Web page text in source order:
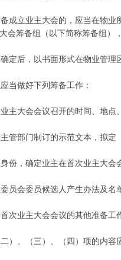
立业主大会的，应当在物业
会筹备组（以下简称筹备组）
定后，以书面形式在物业管理
做好下列筹备工作：
主大会会议召开的时间、地点
管部门制订的示范文本，拟定
份，确定业主在首次业主大会
员会委员候选人产生办法及名
次业主大会会议的其他准备工
）、（三）、（四）项的内容